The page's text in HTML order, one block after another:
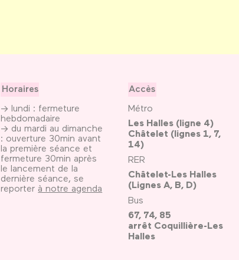
Horaires
→ lundi : fermeture
hebdomadaire
→ du mardi au dimanche
: ouverture 30min avant
la première séance et
fermeture 30min après
le lancement de la
dernière séance, se
reporter à notre agenda
Accès
Métro
Les Halles (ligne 4)
Châtelet (lignes 1, 7,
14)
RER
Châtelet-Les Halles
(Lignes A, B, D)
Bus
67, 74, 85
arrêt Coquillière-Les
Halles